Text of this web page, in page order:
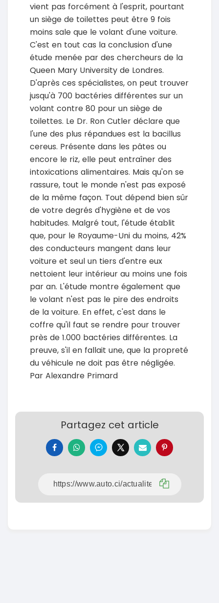
vient pas forcément à l'esprit, pourtant
un siège de toilettes peut être 9 fois
moins sale que le volant d'une voiture.
C'est en tout cas la conclusion d'une
étude menée par des chercheurs de la
Queen Mary University de Londres.
D'après ces spécialistes, on peut trouver
jusqu'à 700 bactéries différentes sur un
volant contre 80 pour un siège de
toilettes. Le Dr. Ron Cutler déclare que
l'une des plus répandues est la bacillus
cereus. Présente dans les pâtes ou
encore le riz, elle peut entraîner des
intoxications alimentaires. Mais qu'on se
rassure, tout le monde n'est pas exposé
de la même façon. Tout dépend bien sûr
de votre degrés d'hygiène et de vos
habitudes. Malgré tout, l'étude établit
que, pour le Royaume-Uni du moins, 42%
des conducteurs mangent dans leur
voiture et seul un tiers d'entre eux
nettoient leur intérieur au moins une fois
par an. L'étude montre également que
le volant n'est pas le pire des endroits
de la voiture. En effet, c'est dans le
coffre qu'il faut se rendre pour trouver
près de 1.000 bactéries différentes. La
preuve, s'il en fallait une, que la propreté
du véhicule ne doit pas être négligée.
Par Alexandre Primard
Partagez cet article